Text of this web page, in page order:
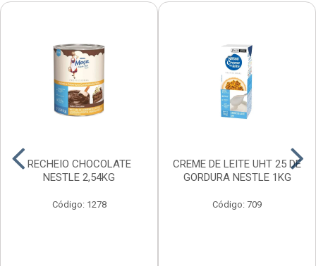
RECHEIO CHOCOLATE
NESTLE 2,54KG
Código: 1278
CREME DE LEITE UHT 25 DE
GORDURA NESTLE 1KG
Código: 709